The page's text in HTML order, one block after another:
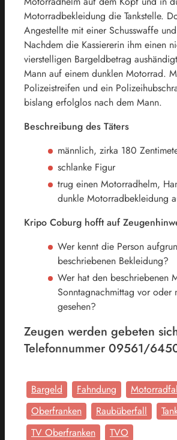
Motorradbekleidung die Tankstelle.
Angestellte mit einer Schusswaffe
Nachdem die Kassiererin ihm einen
vierstelligen Bargeldbetrag
Mann auf einem dunklen Motorrad.
Polizeistreifen und ein
bislang erfolglos nach dem Mann.
Beschreibung des Täters
männlich, zirka 180
schlanke Figur
trug einen Motorradhelm,
dunkle Motorradbekleidung
Kripo Coburg hofft auf
Wer kennt die Person
beschriebenen Bekleidung?
Wer hat den beschriebenen
Sonntagnachmittag vor oder
gesehen?
Zeugen werden gebeten
Telefonnummer 09561/
Bargeld Fahndung
Oberfranken
Raubüberfall
TV Oberfranken
TVO